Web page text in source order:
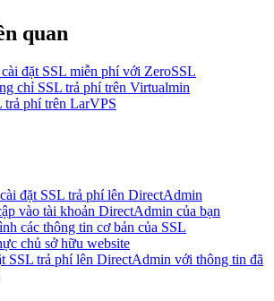
quan
đặt SSL miễn phí với ZeroSSL
chỉ SSL trả phí trên Virtualmin
trả phí trên LarVPS
đặt SSL trả phí lên DirectAdmin
vào tài khoản DirectAdmin của bạn
các thông tin cơ bản của SSL
chủ sở hữu website
SSL trả phí lên DirectAdmin với thông tin đã